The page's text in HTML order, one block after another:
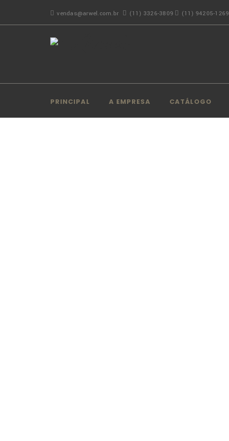
vendas@arwel.com.br (11) 3326-3809 (11) 94205-1269
PRINCIPAL A EMPRESA CATÁLOGO